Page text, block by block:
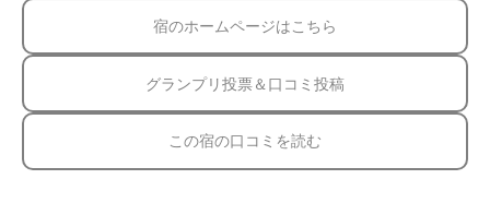
宿のホームページはこちら
グランプリ投票＆口コミ投稿
この宿の口コミを読む